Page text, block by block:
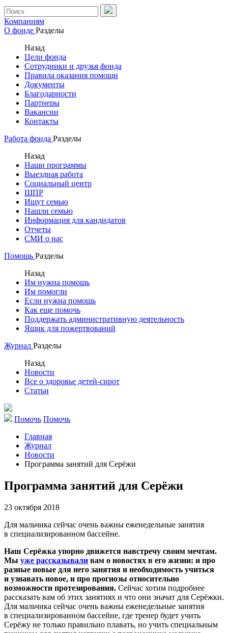
Компаниям
О фонде Разделы
Назад
Цели фонда
Сотрудники и друзья фонда
Правила оказания помощи
Документы
Благодарности
Партнеры
Вакансии
Контакты
Работа фонда Разделы
Назад
Наши программы
Выездная работа
Социальный центр
ШПР
Ищут семью
Нашли семью
Информация для кандидатов
Отчеты
СМИ о нас
Помощь Разделы
Назад
Им нужна помощь
Им помогли
Если нужна помощь
Как еще помочь
Поддержать административную деятельность
Ящик для пожертвований
Журнал Разделы
Назад
Новости
Все о здоровье детей-сирот
Статьи
Помочь Помочь
Главная
Журнал
Новости
Программа занятий для Серёжи
Программа занятий для Серёжи
23 октября 2018
Для мальчика сейчас очень важны еженедельные занятия
в специализированном бассейне.
Наш Серёжка упорно движется навстречу своим мечтам.
Мы уже рассказывали вам о новостях в его жизни: и про
разные новые для него занятия и необходимость учиться
и узнавать новое, и про прогнозы относительно
возможности протезирования. Сейчас хотим подробнее
рассказать вам об этих занятиях и что они значат для Серёжки.
Для мальчика сейчас очень важны еженедельные занятия
в специализированном бассейне, где тренер будет учить
Серёжу не только правильно плавать, но учить специальным